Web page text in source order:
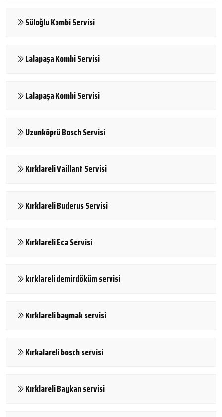
Süloğlu Kombi Servisi
Lalapaşa Kombi Servisi
Lalapaşa Kombi Servisi
Uzunköprü Bosch Servisi
Kırklareli Vaillant Servisi
Kırklareli Buderus Servisi
Kırklareli Eca Servisi
kırklareli demirdöküm servisi
Kırklareli baymak servisi
Kırkalareli bosch servisi
Kırklareli Baykan servisi